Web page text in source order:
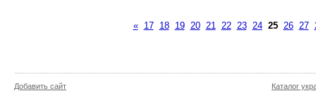
« 17 18 19 20 21 22 23 24 25 26 27
Добавить сайт
Каталог